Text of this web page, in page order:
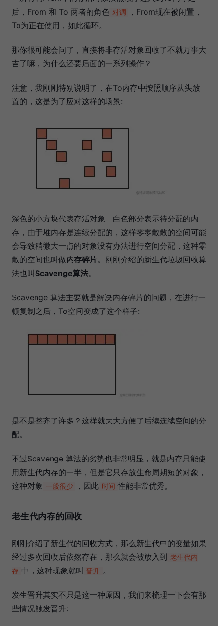
后，From 和 To 两者的角色 对调
，From现在被闲置，
To为正在使用，如此循环。
那你很可能会问了，直接将非存活对象回收了不就万事大
吉了嘛，为什么还要后面的一系列操作？
注意，我刚刚特别说明了，在To内存中按照顺序从头放
置的，这是为了应对这样的场景:
深色的小方块代表存活对象，白色部分表示待分配的内
存，由于堆内存是连续分配的，这样零零散散的空间可能
会导致稍微大一点的对象没有办法进行空间分配，这种零
散的空间也叫做内存碎片。刚刚介绍的新生代垃圾回收算
法也叫Scavenge算法。
Scavenge 算法主要就是解决内存碎片的问题，在进行一
顿复制之后，To空间变成了这个样子:
是不是整齐了许多？这样就大大方便了后续连续空间的分
配。
不过Scavenge 算法的劣势也非常明显，就是内存只能使
用新生代内存的一半，但是它只存放生命周期短的对象，
这种对象 一般很少 ，因此 时间 性能非常优秀。
老生代内存的回收
刚刚介绍了新生代的回收方式，那么新生代中的变量如果
经过多次回收后依然存在，那么就会被放入到 老生代内
存 中，这种现象就叫 晋升 。
发生晋升其实不只是这一种原因，我们来梳理一下会有那
些情况触发晋升: